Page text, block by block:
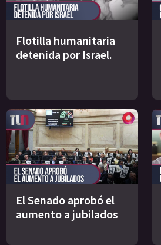
Flotilla humanitaria
detenida por Israel.
El Senado aprobó el
aumento a jubilados